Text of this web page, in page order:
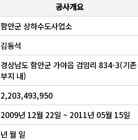
공사개요
함안군 상하수도사업소
김동석
경상남도 함안군 가야읍 검암리 834-3(기
부지 내)
2,203,493,950
2009년 12월 22일 ~ 2011년 05월 15일
년 월 일